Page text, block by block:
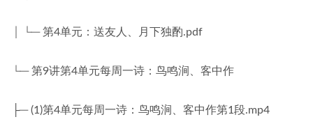
│ └─ 第4单元：送友人、月下独酌.pdf
└─ 第9讲第4单元每周一诗：鸟鸣涧、客中作
├─ (1)第4单元每周一诗：鸟鸣涧、客中作第1段.mp4